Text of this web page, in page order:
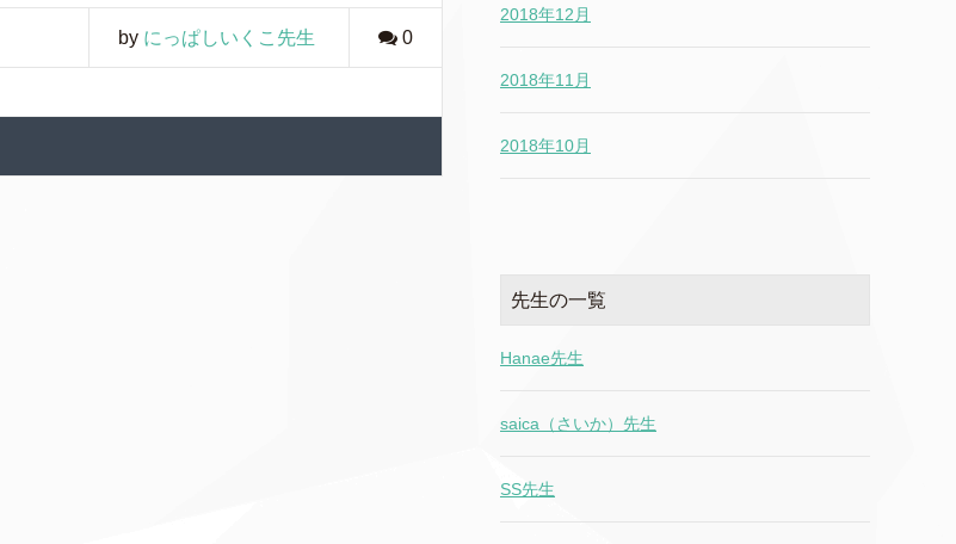
by にっぱしいくこ先生 0
2018年12月
2018年11月
2018年10月
先生の一覧
Hanae先生
saica（さいか）先生
SS先生